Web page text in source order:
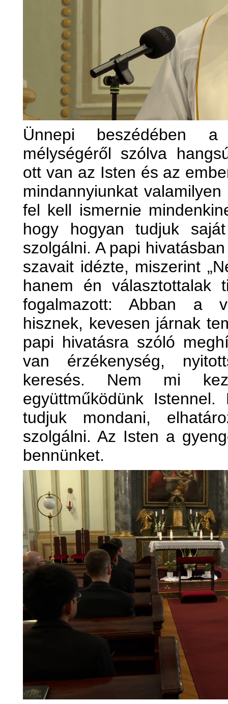
Ünnepi beszédében
mélységéről szólva
ott van az Isten és az
mindannyiunkat
fel kell ismernie
hogy hogyan tudjuk
szolgálni. A papi
szavait idézte, miszerint
hanem én választottalak
fogalmazott: Abban a
hisznek, kevesen járnak
papi hivatásra szóló
van érzékenység,
keresés. Nem mi
együttműködünk
tudjuk mondani,
szolgálni. Az Isten a
bennünket.